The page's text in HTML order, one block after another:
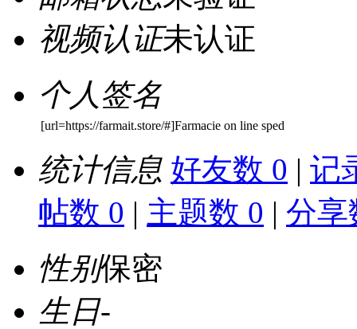
视频认证未认证
个人签名
[url=https://farmait.store/#]Farmacie on line sped
统计信息 好友数 0 | 记
帖数 0 | 主题数 0 | 分享
性别保密
生日-